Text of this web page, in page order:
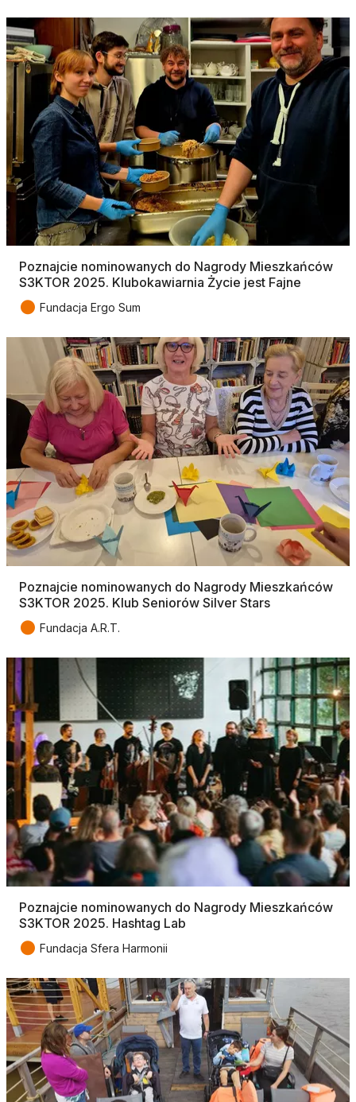
Poznajcie nominowanych do Nagrody Mieszkańców
S3KTOR 2025. Klubokawiarnia Życie jest Fajne
● Fundacja Ergo Sum
Poznajcie nominowanych do Nagrody Mieszkańców
S3KTOR 2025. Klub Seniorów Silver Stars
● Fundacja A.R.T.
Poznajcie nominowanych do Nagrody Mieszkańców
S3KTOR 2025. Hashtag Lab
● Fundacja Sfera Harmonii